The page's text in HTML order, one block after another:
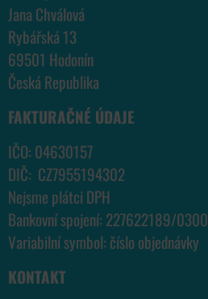
Jana Chválová
Rybářská 13
69501 Hodonín
Česká Republika
FAKTURAČNÉ ÚDAJE
IČO: 04630157
DIČ: CZ7955194302
Nejsme plátci DPH
Bankovní spojení: 227622189/0300
Variabilní symbol: číslo objednávky
KONTAKT